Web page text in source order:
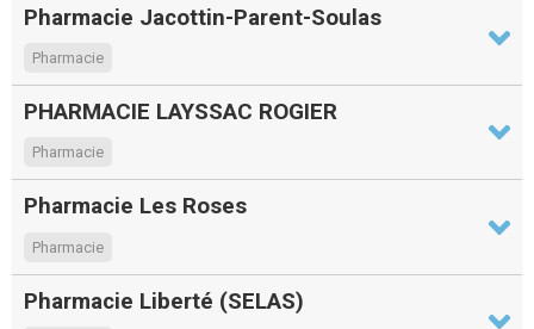
Pharmacie Jacottin-Parent-Soulas
Pharmacie
PHARMACIE LAYSSAC ROGIER
Pharmacie
Pharmacie Les Roses
Pharmacie
Pharmacie Liberté (SELAS)